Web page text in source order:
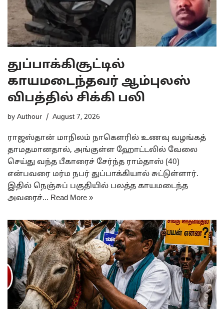
துப்பாக்கிசூட்டில்
காயமடைந்தவர் ஆம்புலஸ்
விபத்தில் சிக்கி பலி
by Authour August 7, 2026
ராஜஸ்தான் மாநிலம் நாகௌரில் உணவு வழங்கத்
தாமதமானதால், அங்குள்ள ஹோட்டலில் வேலை
செய்து வந்த பீகாரைச் சேர்ந்த ராம்தாஸ் (40)
என்பவரை மர்ம நபர் துப்பாக்கியால் சுட்டுள்ளார்.
இதில் நெஞ்சுப் பகுதியில் பலத்த காயமடைந்த
அவரைச்… Read More »